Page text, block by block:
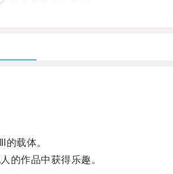
载体。
作品中获得乐趣。